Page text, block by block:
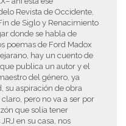
Revista de Occidente,
de Siglo y Renacimiento
donde se habla de
poemas de Ford Madox
hay un cuento de
publica un autor y el
del género, ya
su aspiración de obra
pero no va a ser por
que solía tener
en su casa, nos